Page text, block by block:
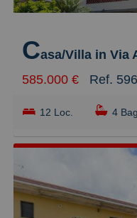
Casa/Villa in Via
585.000 €
Ref. 596
12 Loc. 4